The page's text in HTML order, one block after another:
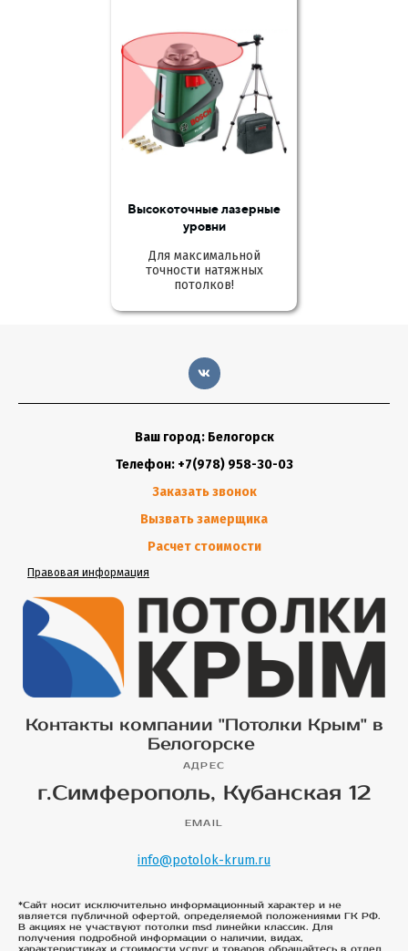
Высокоточные лазерные
уровни
Для максимальной
точности натяжных
потолков!
Ваш город: Белогорск
Телефон: +7(978) 958-30-03
Заказать звонок
Вызвать замерщика
Расчет стоимости
Правовая информация
Контакты компании "Потолки Крым" в
Белогорске
АДРЕС
г.Симферополь, Кубанская 12
EMAIL
info@potolok-krum.ru
*Сайт носит исключительно информационный характер и не
является публичной офертой, определяемой положениями ГК РФ.
В акциях не участвуют потолки msd линейки классик. Для
получения подробной информации о наличии, видах,